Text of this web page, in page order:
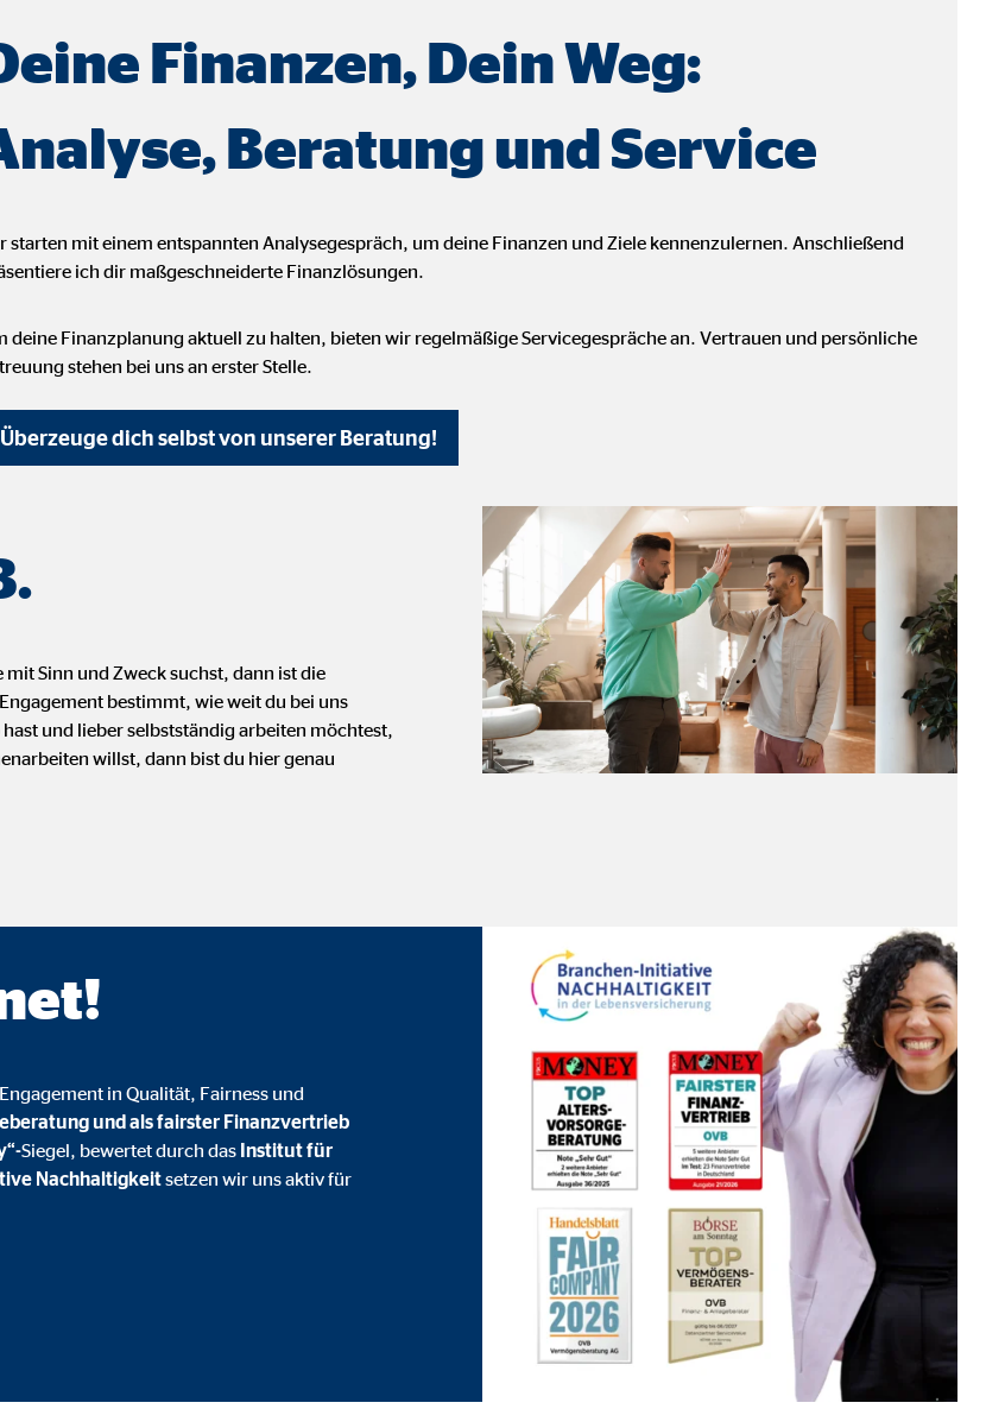
Finanzen, Dein Weg:
Beratung und Service
starten mit einem entspannten Analysegespräch, um deine Finanzen und Ziele kennenzulernen. Anschließend
ich dir maßgeschneiderte Finanzlösungen.
deine Finanzplanung aktuell zu halten, bieten wir regelmäßige Servicegespräche an. Vertrauen und persönliche
stehen bei uns an erster Stelle.
Überzeuge dich selbst von unserer Beratung!
Sinn und Zweck suchst, dann ist die
bestimmt, wie weit du bei uns
und lieber selbstständig arbeiten möchtest,
willst, dann bist du hier genau
in Qualität, Fairness und
und als fairster Finanzvertrieb
Siegel, bewertet durch das Institut für
Nachhaltigkeitsetzen wir uns aktiv für
anzuzeigen. Zu diesem Zweck werden die Daten an Drittanbieter übermittelt, die die
Ltd.
Benutzerprofilen
Webseite standardmäßig blockiert. Durch das Akzeptieren von externen Medien
in datenschutzrechtlich sogenannten Drittländern durch den Anbieter ein.
Google Karten